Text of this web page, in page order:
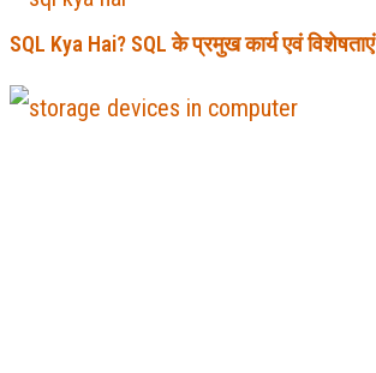
SQL Kya Hai? SQL के प्रमुख कार्य एवं विशेषताएं